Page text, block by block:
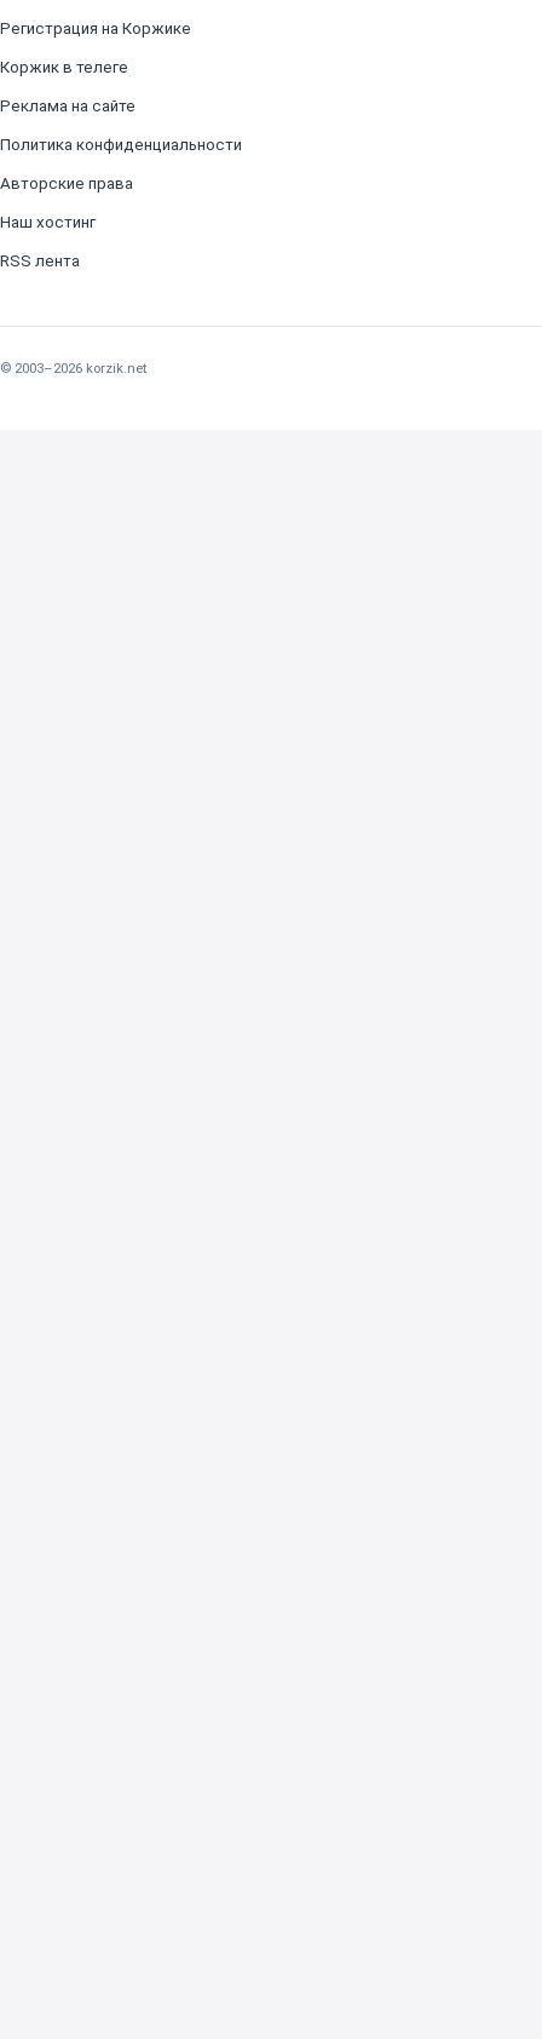
Регистрация на Коржике
Коржик в телеге
Реклама на сайте
Политика конфиденциальности
Авторские права
Наш хостинг
RSS лента
© 2003–2026 korzik.net